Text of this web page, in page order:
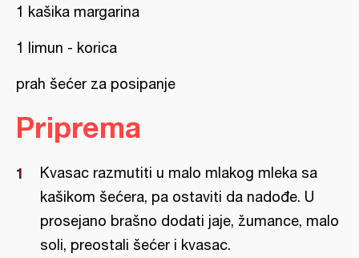
1 kašika margarina
1 limun - korica
prah šećer za posipanje
Priprema
Kvasac razmutiti u malo mlakog mleka sa
kašikom šećera, pa ostaviti da nadođe. U
prosejano brašno dodati jaje, žumance, malo
soli, preostali šećer i kvasac.